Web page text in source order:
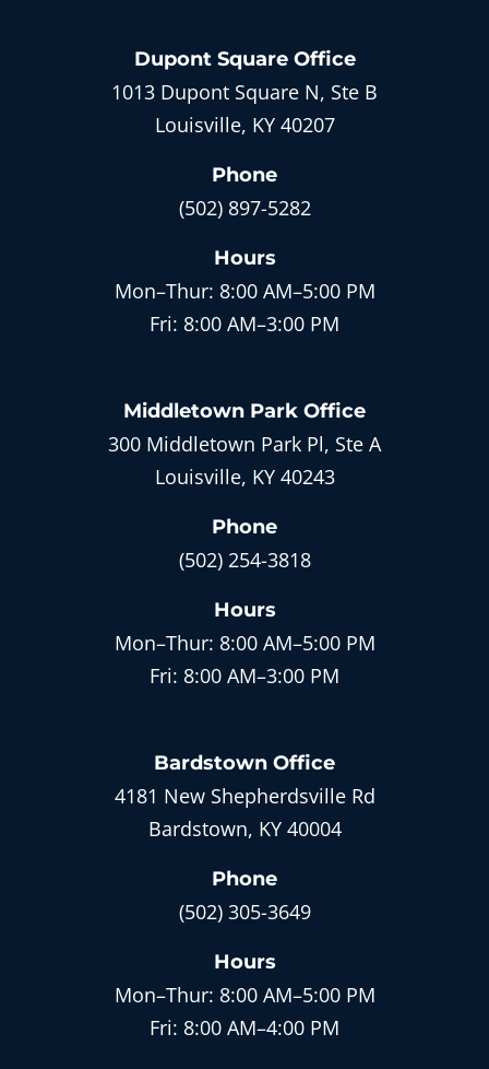
Dupont SquareOffice
1013 Dupont Square N, Ste B
Louisville, KY 40207
Phone
(502) 897-5282
Hours
Mon–Thur: 8:00 AM–5:00 PM
Fri: 8:00 AM–3:00 PM
Middletown Park Office
300 Middletown Park Pl, Ste A
Louisville, KY 40243
Phone
(502) 254-3818
Hours
Mon–Thur: 8:00 AM–5:00 PM
Fri: 8:00 AM–3:00 PM
Bardstown Office
4181 New Shepherdsville Rd
Bardstown, KY 40004
Phone
(502) 305-3649
Hours
Mon–Thur: 8:00 AM–5:00 PM
Fri: 8:00 AM–4:00 PM